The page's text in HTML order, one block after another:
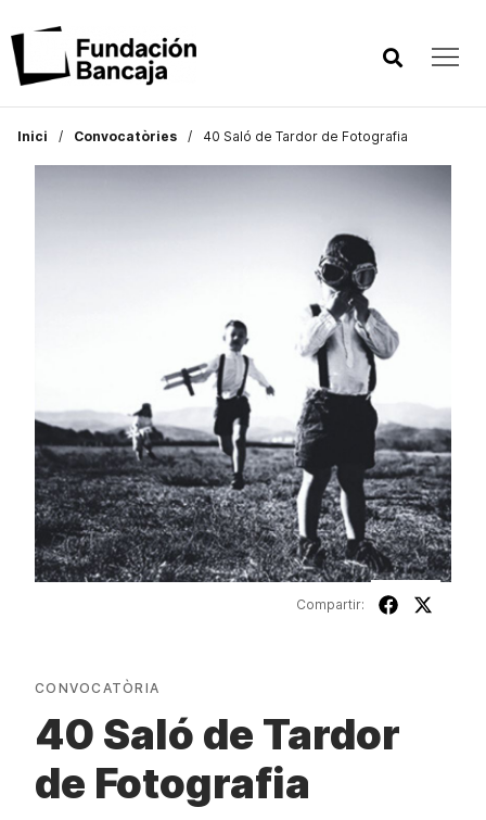
Inici Convocatòries 40 Saló de Tardor de Fotografia
Compartir:
CONVOCATÒRIA
40 Saló de Tardor
de Fotografia